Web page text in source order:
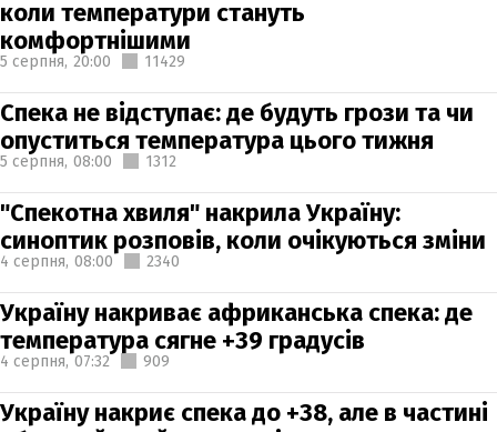
коли температури стануть
комфортнішими
5 серпня, 20:00 11429
Спека не відступає: де будуть грози та чи
опуститься температура цього тижня
5 серпня, 08:00 1312
"Спекотна хвиля" накрила Україну:
синоптик розповів, коли очікуються зміни
4 серпня, 08:00 2340
Україну накриває африканська спека: де
температура сягне +39 градусів
4 серпня, 07:32 909
Україну накриє спека до +38, але в частині